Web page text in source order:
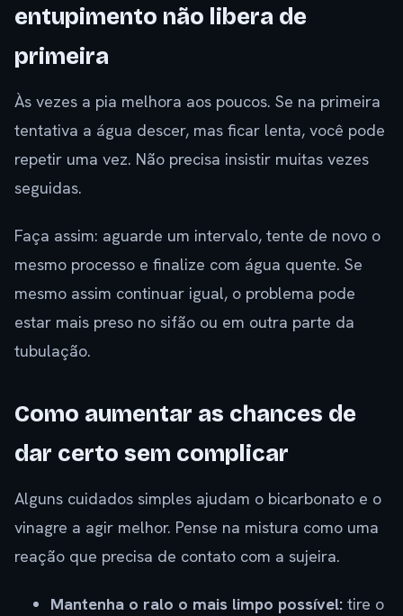
entupimento não libera de
primeira
Às vezes a pia melhora aos poucos. Se na primeira
tentativa a água descer, mas ficar lenta, você pode
repetir uma vez. Não precisa insistir muitas vezes
seguidas.
Faça assim: aguarde um intervalo, tente de novo o
mesmo processo e finalize com água quente. Se
mesmo assim continuar igual, o problema pode
estar mais preso no sifão ou em outra parte da
tubulação.
Como aumentar as chances de
dar certo sem complicar
Alguns cuidados simples ajudam o bicarbonato e o
vinagre a agir melhor. Pense na mistura como uma
reação que precisa de contato com a sujeira.
Mantenha o ralo o mais limpo possível: tire o